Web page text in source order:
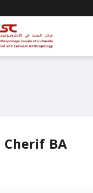
BA